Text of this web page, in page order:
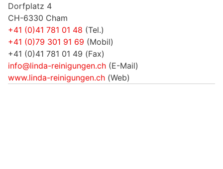
Dorfplatz 4
CH-6330 Cham
+41 (0)41 781 01 48 (Tel.)
+41 (0)79 301 91 69 (Mobil)
+41 (0)41 781 01 49 (Fax)
info@linda-reinigungen.ch (E-Mail)
www.linda-reinigungen.ch (Web)